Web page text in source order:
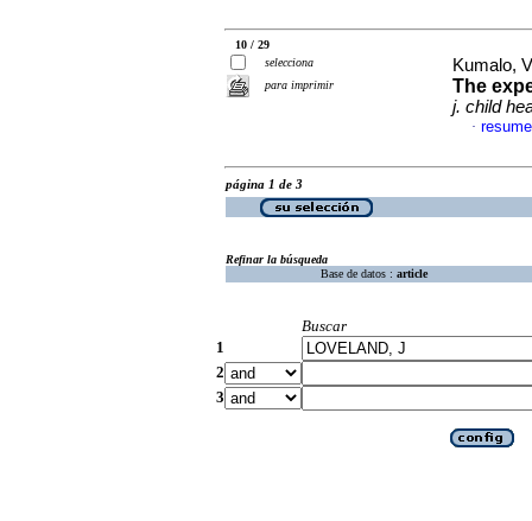
10 / 29
selecciona
para imprimir
Kumalo,
The
j. child
·
página 1 de 3
Refinar la búsqueda
Base de datos : article
Buscar
1
2
3